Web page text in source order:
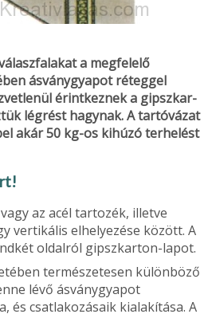
a meg­felelő
ásványgya­pot réteggel
érintkeznek a gipszkar­
légrést hagynak. A tartóvázat
akár 50 kg-os kihúzó terhelést
az acél tartozék, illetve
vertikális elhelyezése között. A
oldal­ról gipszkarton-lapot.
természetesen különböző
lé­vő ásványgyapot
és csatlakozá­saik kialakítása. A